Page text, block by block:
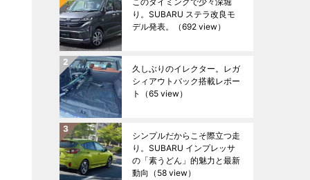
り。SUBARU ステラ改良モ
デル発表。
（692 view）
久しぶりのイレクター。レガ
シィアウトバック搭載レポー
ト
（65 view）
シンプルだからこそ際立つ走
り。SUBARU インプレッサ
の「素うどん」的魅力と最新
動向 （58 view）